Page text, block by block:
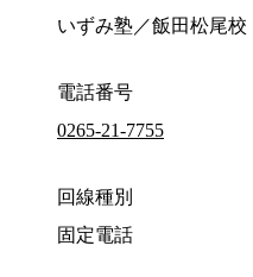
いずみ塾／飯田松尾校
電話番号
0265-21-7755
回線種別
固定電話